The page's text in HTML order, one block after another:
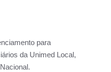
para
da Unimed Local,